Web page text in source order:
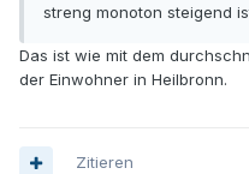
streng monoton steigend
Das ist wie mit dem
der Einwohner in Heilbronn.
Zitieren